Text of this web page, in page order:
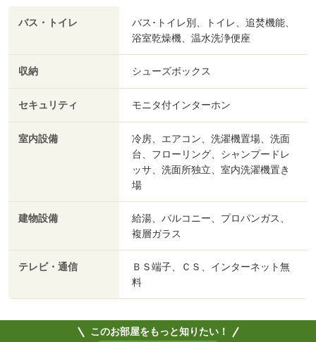
バス・トイレ
バス･トイレ別、トイレ、追焚機能、
浴室乾燥機、温水洗浄便座
収納 シューズボックス
セキュリティ モニタ付インターホン
室内設備
冷房、エアコン、洗濯機置場、洗面
台、フローリング、シャンプードレ
ッサ、洗面所独立、室内洗濯機置き
場
建物設備
給湯、バルコニー、プロパンガス、
複層ガラス
テレビ・通信
ＢＳ端子、ＣＳ、インターネット無
料
このお部屋をもっと知りたい！